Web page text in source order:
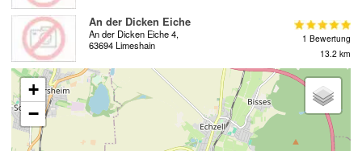
An der Dicken Eiche
An der Dicken Eiche 4,
63694 Limeshain
1 Bewertung
13.2 km
+
−